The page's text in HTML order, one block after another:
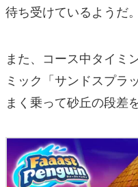
待ち受けているようだ。
また、コース中タイミ
ミック「サンドスプラ
まく乗って砂丘の段差